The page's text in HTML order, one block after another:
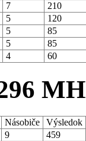
7
210
5
120
5
85
5
85
4 60
Násobiče
Výsledok
9
459